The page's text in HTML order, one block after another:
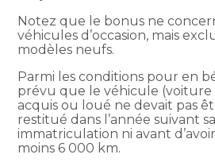
Notez que le bonus ne
véhicules d’occasion, mais
modèles neufs.
Parmi les conditions pour en
prévu que le véhicule
acquis ou loué ne devait pas
restitué dans l’année suivant
immatriculation ni avant
moins 6 000 km.